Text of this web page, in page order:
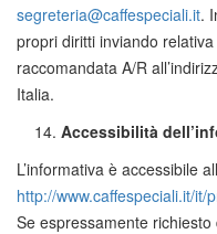
segreteria@caffespeciali.it.
propri diritti inviando
raccomandata A/R
Italia.
Accessibilità
L’informativa è accessibile
http://www.caffespeciali.it/it/
Se espressamente